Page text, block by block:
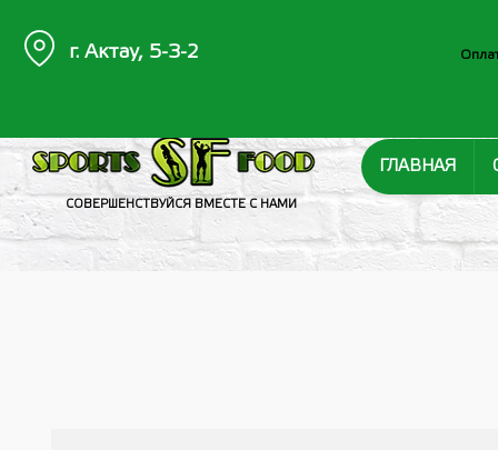
СОВЕРШЕНСТВУЙСЯ ВМЕСТЕ С НАМИ
ГЛАВНАЯ
г. Актау, 5-3-2